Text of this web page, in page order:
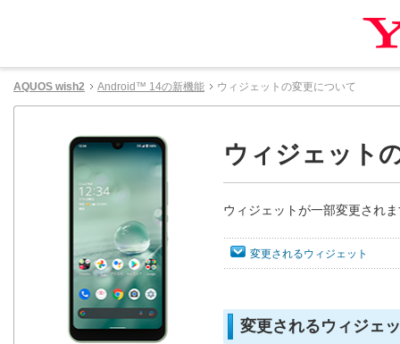
AQUOS wish2 Android™ 14の新機能 ウィジェットの変更について
ウィジェット
ウィジェットが一部変更され
変更されるウィジェット
変更されるウィジェ